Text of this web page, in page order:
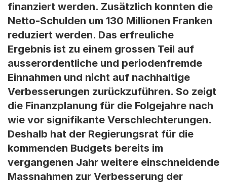
finanziert werden. Zusätzlich konnten die
Netto-Schulden um 130 Millionen Franken
reduziert werden. Das erfreuliche
Ergebnis ist zu einem grossen Teil auf
ausserordentliche und periodenfremde
Einnahmen und nicht auf nachhaltige
Verbesserungen zurückzuführen. So zeigt
die Finanzplanung für die Folgejahre nach
wie vor signifikante Verschlechterungen.
Deshalb hat der Regierungsrat für die
kommenden Budgets bereits im
vergangenen Jahr weitere einschneidende
Massnahmen zur Verbesserung der